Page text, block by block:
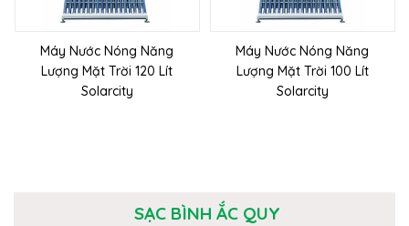
Máy Nước Nóng Năng
Lượng Mặt Trời 120 Lít
Solarcity
Máy Nước Nóng Năng
Lượng Mặt Trời 100 Lít
Solarcity
SẠC BÌNH ẮC QUY